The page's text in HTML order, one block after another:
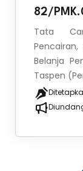
82/
Tata
Belanja
Taspen